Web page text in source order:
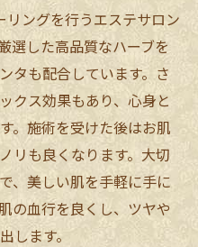
ングを行うエステサロン
選した高品質なハーブを
タも配合しています。さ
クス効果もあり、心身と
。施術を受けた後はお肌
リも良くなります。大切
、美しい肌を手軽に手に
の血行を良くし、ツヤや
します。